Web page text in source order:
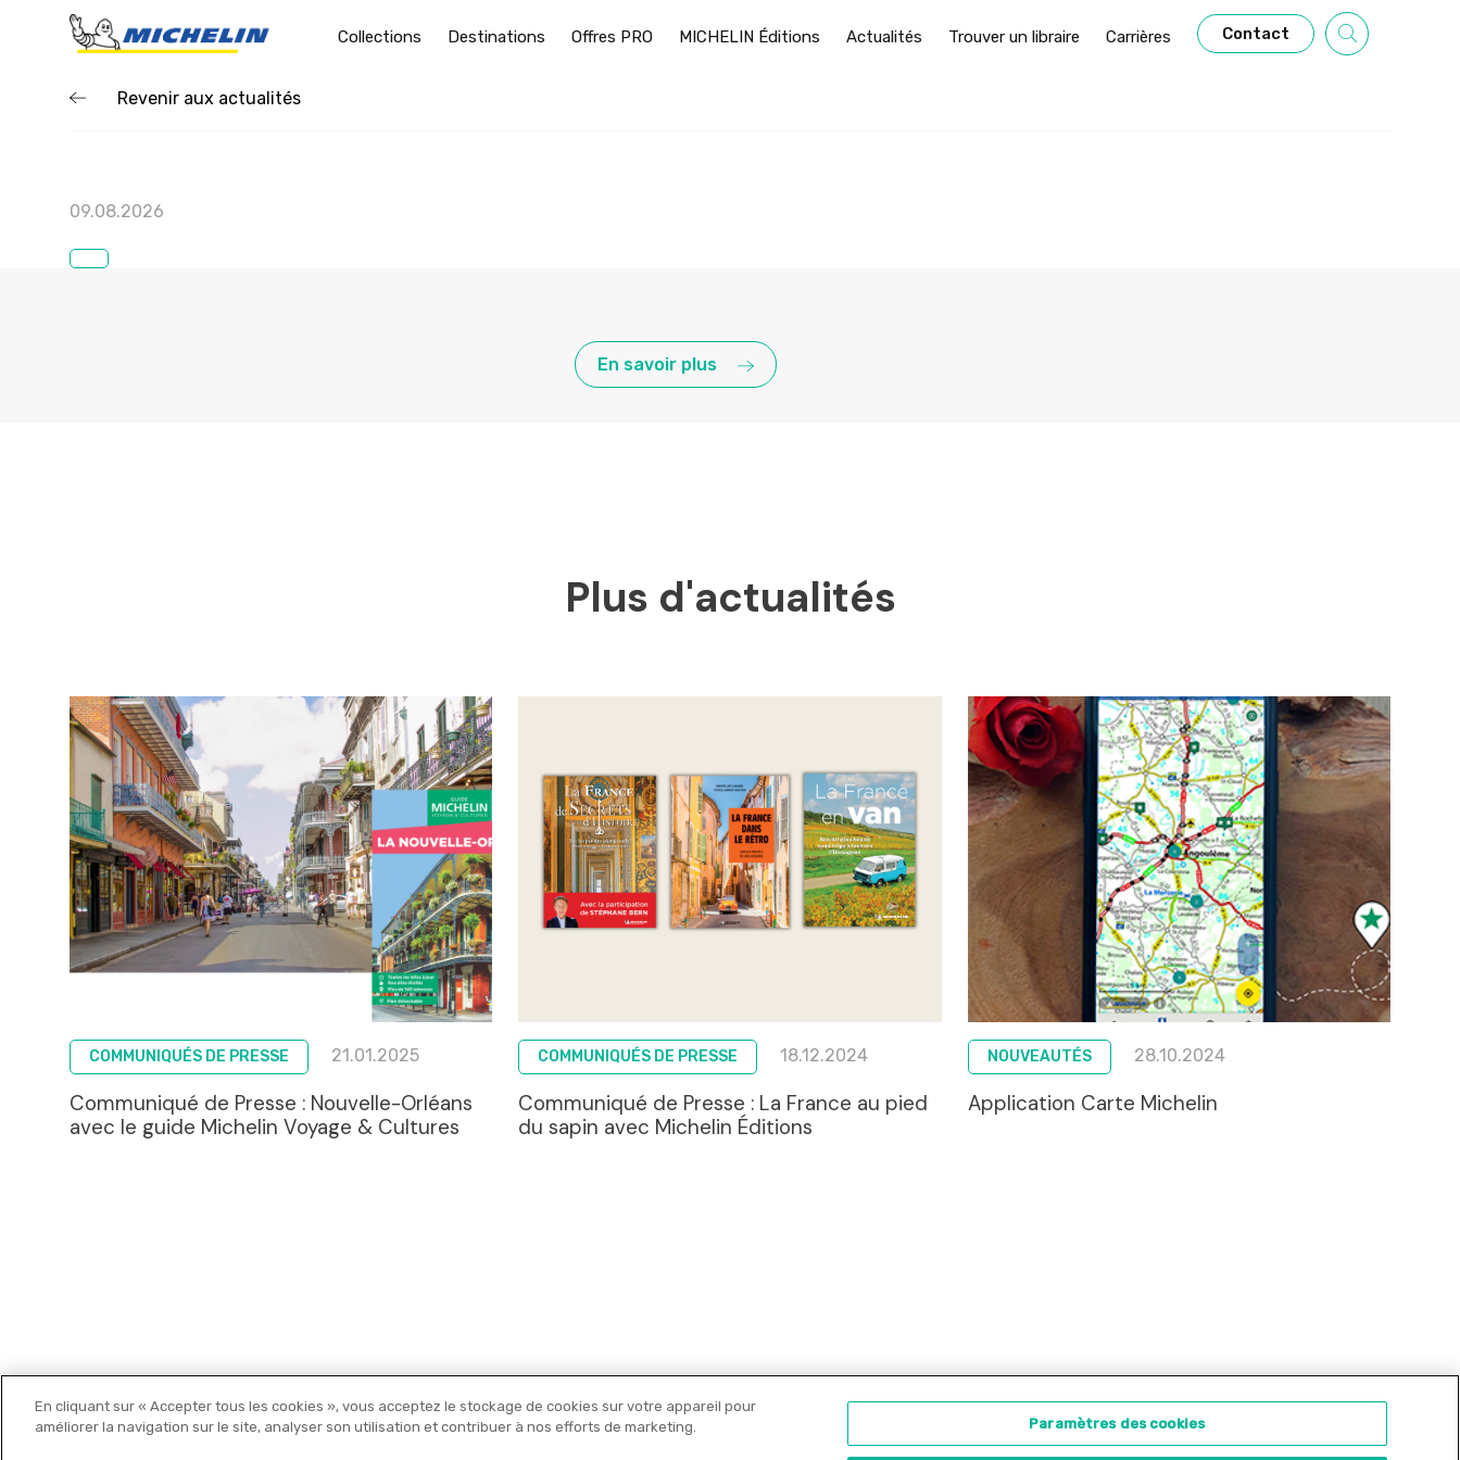
Collections Destinations Offres PRO MICHELIN Éditions Actualités Trouver un libraire Carrières Contact
Revenir aux actualités
09.08.2026
En savoir plus
Plus d'actualités
COMMUNIQUÉS DE PRESSE 21.01.2025
Communiqué de Presse : Nouvelle-Orléans
avec le guide Michelin Voyage & Cultures
COMMUNIQUÉS DE PRESSE 18.12.2024
Communiqué de Presse : La France au pied
du sapin avec Michelin Éditions
NOUVEAUTÉS 28.10.2024
Application Carte Michelin
Michelin Editions Nos libraires Offres PRO
En cliquant sur « Accepter tous les cookies », vous acceptez le stockage de cookies sur votre appareil pour
améliorer la navigation sur le site, analyser son utilisation et contribuer à nos efforts de marketing.
Paramètres des cookies